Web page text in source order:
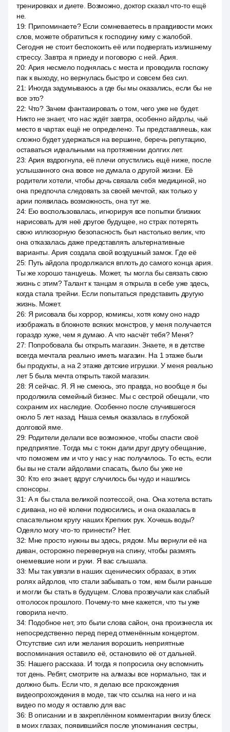
тренировках и диете. Возможно, доктор сказал что-то ещё
не.
19: Припоминаете? Если сомневаетесь в правдивости моих
слов, можете обратиться к господину киму с жалобой.
Сегодня не стоит беспокоить её или подвергать излишнему
стрессу. Завтра я приеду и поговорю с ней. Ария.
20: Ария несмело поднялась с места и проводила госпожу
пак к выходу, но вернулась быстро и совсем без сил.
21: Иногда задумываюсь а где бы мы оказались, если бы не
все это?
22: Что? Зачем фантазировать о том, чего уже не будет.
Никто не знает, что нас ждёт завтра, особенно айдолы, чьё
место в чартах ещё не определено. Ты представляешь, как
сложно будет удержаться на вершине, беречь репутацию,
оставаться идеальными на протяжении долгих лет.
23: Ария вздрогнула, её плечи опустились ещё ниже, после
услышанного она вовсе не думала о другой жизни. Её
родители хотели, чтобы дочь связала себя медициной, но
она предпочла следовать за своей мечтой, как только у
арии появилась возможность, она тут же.
24: Ею воспользовалась, игнорируя все попытки близких
нарисовать для неё другое будущее, но страх потерять
свою иллюзорную безопасность был настолько велик, что
она отказалась даже представлять альтернативные
варианты. Ария создала свой воздушный замок. Где её
25: Путь айдола продолжался вплоть до самого конца ария.
Ты же хорошо танцуешь. Может, ты могла бы связать свою
жизнь с этим? Талант к танцам я открыла в себе уже здесь,
когда стала трейни. Если попытаться представить другую
жизнь. Может.
26: Я рисовала бы хоррор, комиксы, хотя кому оно надо
изображать в блокноте всяких монстров, у меня получается
гораздо хуже, чем я думаю. А что насчёт тебя? Меня?
27: Попробовала бы открыть магазин. Знаете, я в детстве
всегда мечтала реально иметь магазин. На 1 этаже были
бы продукты, а на 2 этаже детские игрушки. У меня реально
лет 5 была мечта открыть такой магазин.
28: Я сейчас. Я. Я не смеюсь, это правда, но вообще я бы
продолжила семейный бизнес. Мы с сестрой обещали, что
сохраним их наследие. Особенно после случившегося
около 5 лет назад. Наша семья оказалась в глубокой
долговой яме.
29: Родители делали все возможное, чтобы спасти своё
предприятие. Тогда мы с тоюн дали друг другу обещание,
что поможем им и что у нас у нас получилось. То есть, если
бы вы не стали айдолами спасать, было бы уже не
30: Кто его знает, вдруг случилось бы чудо и нашлись
спонсоры.
31: А я бы стала великой поэтессой, она. Она хотела встать
с дивана, но её колени подкосились, и она оказалась в
спасательном кругу наших Крепких рук. Хочешь воды?
Одеяло могу что-то принести? Нет.
32: Мне просто нужны вы здесь, рядом. Мы вернули её на
диван, осторожно перевернув на спину, чтобы размять
онемевшие ноги и руки. Я вас слышала.
33: Мы так увязли в наших сценических образах, в этих
ролях айдолов, что стали забывать о том, кем были раньше
и могли бы стать в будущем. Слова прозвучали как слабый
отголосок прошлого. Почему-то мне кажется, что ты уже
говорила нечто.
34: Подобное нет, это были слова сайон, она произнесла их
непосредственно перед перед отменённым концертом.
Отсутствие сил или желания ворошить неприятные
воспоминания оставило её, остановило её от дальней.
35: Нашего рассказа. И тогда я попросила ону вспомнить
тот день. Ребят, смотрите на алмазы все нормально, так и
должно быть. Если что, я делаю все прохождения
видеопрохождения в моде, так что ссылка на него и на
видео по моду я оставлю для вас
36: В описании и в закреплённом комментарии внизу блеск
в моих глазах, появившийся после упоминания сестры,